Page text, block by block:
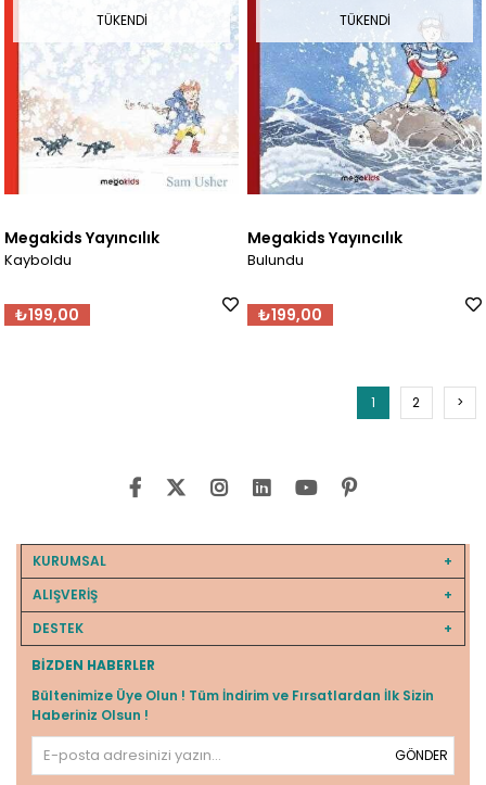
TÜKENDI
Megakids Yayıncılık
Kayboldu
₺199,00
TÜKENDI
Megakids Yayıncılık
Bulundu
₺199,00
1 2 >
KURUMSAL
ALIŞVERİŞ
DESTEK
BIZDEN HABERLER
Bültenimize Üye Olun ! Tüm İndirim ve Fırsatlardan İlk Sizin
Haberiniz Olsun !
GÖNDER